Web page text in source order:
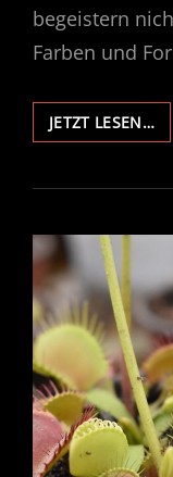
begeistern
Farben und
JETZT LESEN…
–